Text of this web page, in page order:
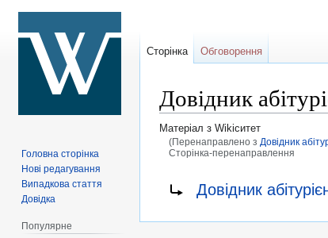
Довідник
Матеріал з Wikiситет
(Перенаправлено з Довідник
Сторінка-перенаправлення
Перенаправити на:
Довідник
Сторінка Обговорення
Головна сторінка
Нові редагування
Випадкова стаття
Довідка
Популярне